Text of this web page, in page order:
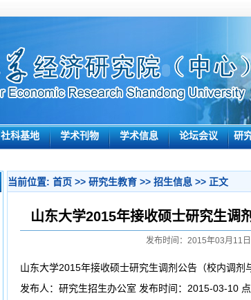
社科基地 学术刊物 学术信息 论坛会议 研
当前位置: 首页 >> 研究生教育 >> 招生信息 >> 正文
山东大学2015年接收硕士研究生调
发布时间：2015年03月11
山东大学2015年接收硕士研究生调剂公告（校内调剂
发布人：研究生招生办公室 发布时间：2015-03-10